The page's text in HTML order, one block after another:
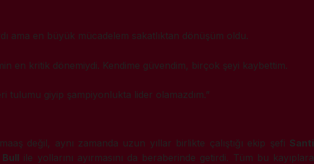
ama en büyük mücadelem sakatlıktan dönüşüm oldu.
en kritik dönemiydi. Kendime güvendim, birçok şeyi kaybettim.
tulumu giyip şampiyonlukta lider olamazdım.”
değil, aynı zamanda uzun yıllar birlikte çalıştığı ekip şefi Santi
Bull ile yollarını ayırmasını da beraberinde getirdi. Tüm bu kayıplara